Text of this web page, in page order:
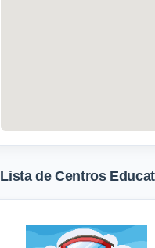
Lista de Centros